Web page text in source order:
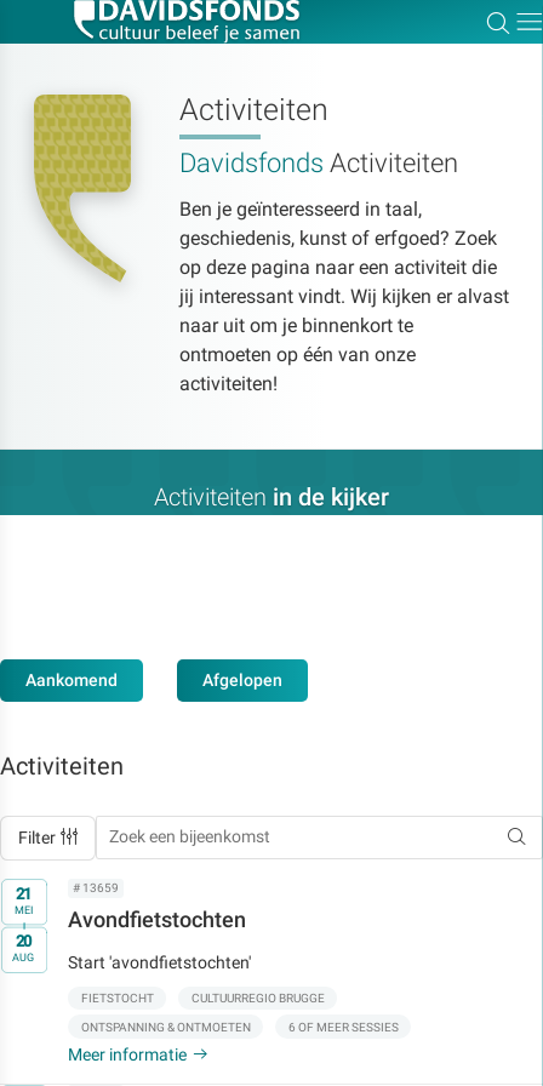
Activiteiten
Davidsfonds Activiteiten
Ben je geïnteresseerd in taal,
geschiedenis, kunst of erfgoed? Zoek
op deze pagina naar een activiteit die
jij interessant vindt. Wij kijken er alvast
naar uit om je binnenkort te
ontmoeten op één van onze
activiteiten!
Activiteiten in de kijker
Aankomend Afgelopen
Activiteiten
Filter
Op21
MEI
t/m
20
AUG
# 13659
Avondfietstochten
Start 'avondfietstochten'
FIETSTOCHT CULTUURREGIO BRUGGE
ONTSPANNING & ONTMOETEN 6 OF MEER SESSIES
Meer informatie
Zoek:
Zoeken